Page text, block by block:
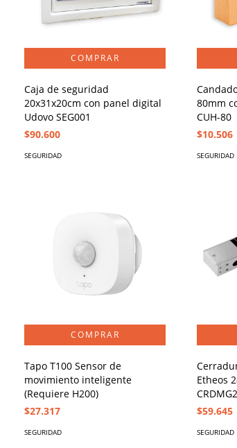
Caja de seguridad
20x31x20cm con panel digital
Udovo SEG001
$90.600
SEGURIDAD
80mm
CUH-80
$10.506
SEGURIDAD
Tapo T100 Sensor de
movimiento inteligente
(Requiere H200)
$27.317
SEGURIDAD
Etheos
$59.645
SEGURIDAD